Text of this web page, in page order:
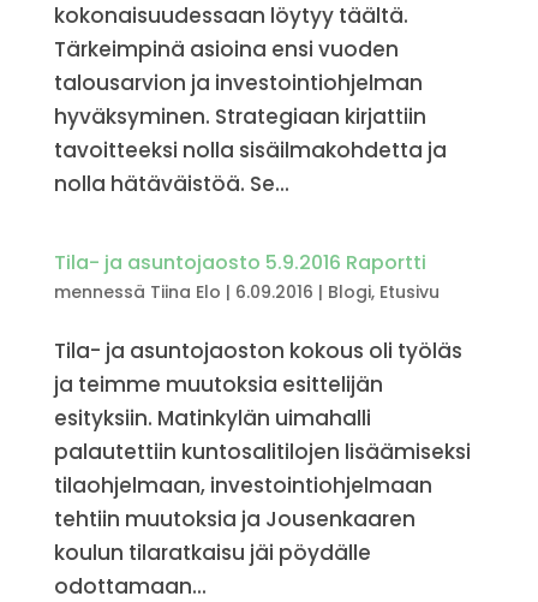
kokonaisuudessaan löytyy täältä.
Tärkeimpinä asioina ensi vuoden
talousarvion ja investointiohjelman
hyväksyminen. Strategiaan kirjattiin
tavoitteeksi nolla sisäilmakohdetta ja
nolla hätäväistöä. Se...
Tila- ja asuntojaosto 5.9.2016 Raportti
mennessä Tiina Elo | 6.09.2016 | Blogi, Etusivu
Tila- ja asuntojaoston kokous oli työläs
ja teimme muutoksia esittelijän
esityksiin. Matinkylän uimahalli
palautettiin kuntosalitilojen lisäämiseksi
tilaohjelmaan, investointiohjelmaan
tehtiin muutoksia ja Jousenkaaren
koulun tilaratkaisu jäi pöydälle
odottamaan...